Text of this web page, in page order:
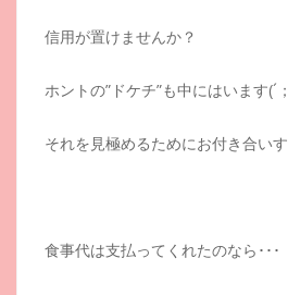
信用が置けませんか？
ホントの”ドケチ”も中にはいます(´
それを見極めるためにお付き合い
食事代は支払ってくれたのなら･･･